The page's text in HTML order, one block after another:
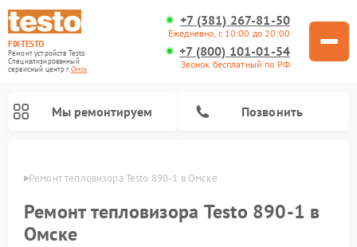
FIX-TESTO
Ремонт устройств Testo
Специализированный
cервисный центр г.Омск
+7 (381) 267-81-50
Ежедневно, с 10:00 до 20:00
+7 (800) 101-01-54
Звонок бесплатный по РФ
Мы ремонтируем Позвонить
Ремонт тепловизора Testo 890-1 в Омске
Ремонт тепловизора Testo 890-1 в
Омске